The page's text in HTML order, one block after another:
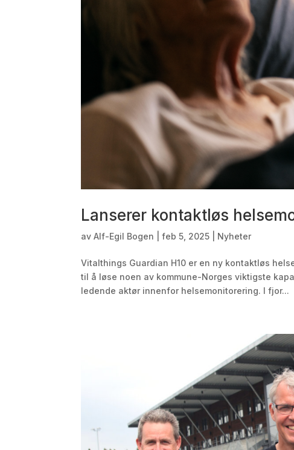
Lanserer kontaktløs
avAlf-Egil Bogen |feb 5, 2025 Nyheter
Vitalthings Guardian H10 er en ny kontaktløs
til å løse noen av kommune-Norges viktigste
ledende aktør innenfor helsemonitorering. I fjor...